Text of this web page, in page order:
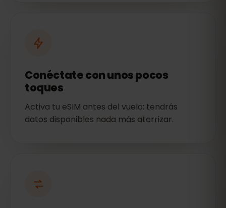
Conéctate con unos pocos
toques
Activa tu eSIM antes del vuelo: tendrás
datos disponibles nada más aterrizar.